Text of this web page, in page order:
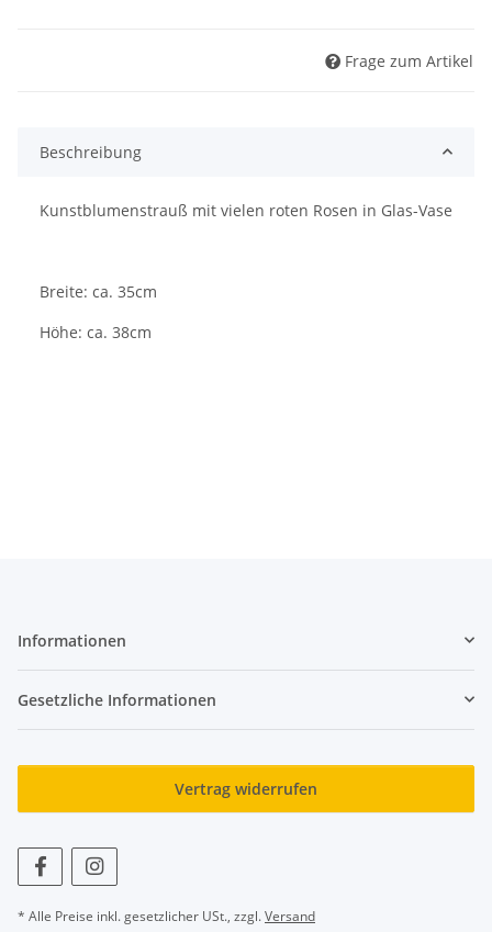
Frage zum Artikel
Beschreibung
Kunstblumenstrauß mit vielen roten Rosen in Glas-Vase
Breite: ca. 35cm
Höhe: ca. 38cm
Informationen
Gesetzliche Informationen
Vertrag widerrufen
* Alle Preise inkl. gesetzlicher USt., zzgl.Versand